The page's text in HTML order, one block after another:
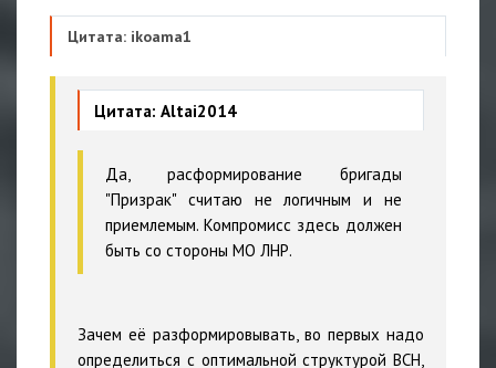
Цитата: ikoama1
Цитата: Altai2014
Да, расформирование бригады
"Призрак" считаю не логичным и не
приемлемым. Компромисс здесь должен
быть со стороны МО ЛНР.
Зачем её разформировывать, во первых надо
определиться с оптимальной структурой ВСН,